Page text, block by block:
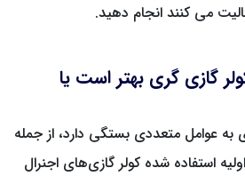
می کنند انجام دهید.
گازی گری بهتر است یا
به عوامل متعددی بستگی دارد، از جمله
استفاده شده کولر گازی‌های اجنرال